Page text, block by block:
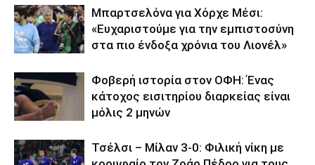
Μπαρτσελόνα για Χόρχε Μέσι:
«Ευχαριστούμε για την εμπιστοσύνη
στα πιο ένδοξα χρόνια του Λιονέλ»
Φοβερή ιστορία στον ΟΦΗ: Ένας
κάτοχος εισιτηρίου διαρκείας είναι
μόλις 2 μηνών
Τσέλσι – Μίλαν 3-0: Φιλική νίκη με